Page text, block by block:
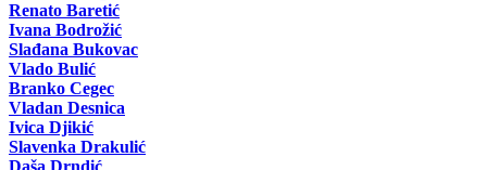
Renato Baretić
Ivana Bodrožić
Slađana Bukovac
Vlado Bulić
Branko Cegec
Vladan Desnica
Ivica Djikić
Slavenka Drakulić
Daša Drndić